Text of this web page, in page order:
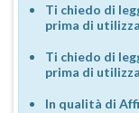
Ti chiedo di
prima di
Ti chiedo di
prima di
In qualità di